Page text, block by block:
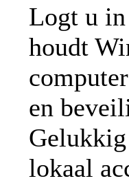
Logt u
houdt
en
lokaal